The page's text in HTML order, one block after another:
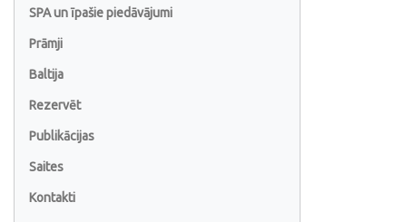
SPA un īpašie piedāvājumi
Prāmji
Baltija
Rezervēt
Publikācijas
Saites
Kontakti